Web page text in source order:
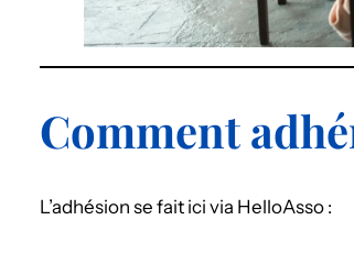
Comment
L’adhésion se fait ici via HelloAsso :